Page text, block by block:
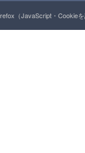
（JavaScript・Cookie